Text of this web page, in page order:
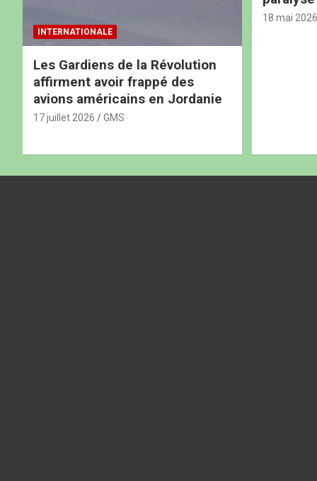
INTERNATIONALE
Les Gardiens de la Révolution
affirment avoir frappé des
avions américains en Jordanie
17 juillet 2026 GMS
18 mai 2026